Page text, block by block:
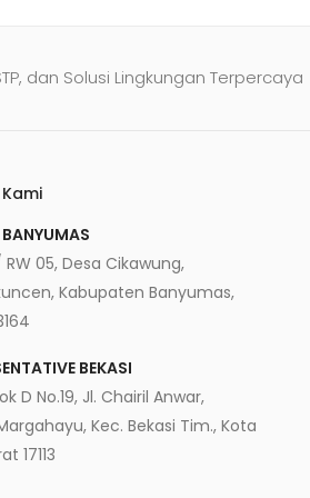
dan Solusi Lingkungan Terpercaya
RW 05, Desa Cikawung,
Kabupaten Banyumas,
BEKASI
D No.19, Jl. Chairil Anwar,
Kec. Bekasi Tim., Kota
17113